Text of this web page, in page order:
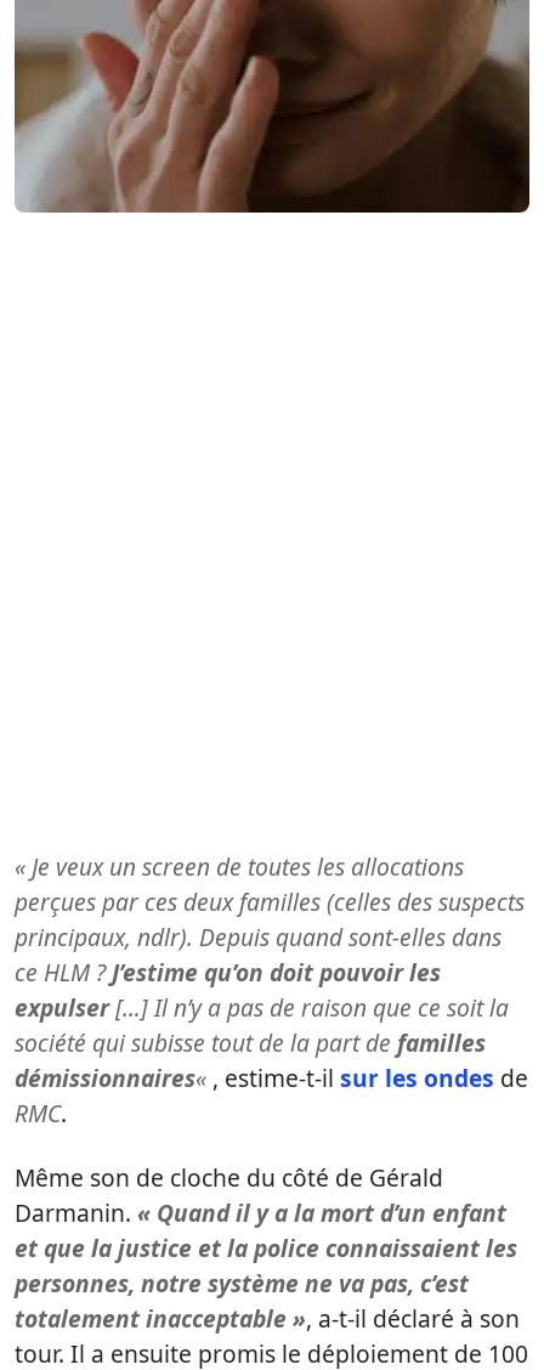
« Je veux un screen de toutes les allocations
perçues par ces deux familles (celles des suspects
principaux, ndlr). Depuis quand sont-elles dans
ce HLM ?J’estime qu’on doit pouvoir les
expulser[…] Il n’y a pas de raison que ce soit la
société qui subisse tout de la part de familles
démissionnaires« , estime-t-il sur les ondes de
RMC.
Même son de cloche du côté de Gérald
Darmanin. « Quand il y a la mort d’un enfant
et que la justice et la police connaissaient les
personnes, notre système ne va pas, c’est
totalement inacceptable », a-t-il déclaré à son
tour. Il a ensuite promis le déploiement de 100